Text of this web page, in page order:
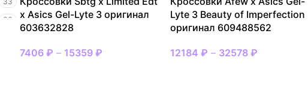
36
x Asics Gel-Lyte 3 оригинал
603632828
7406 ₽ – 15359 ₽
Lyte 3 Beauty of Imperfection
оригинал 609488562
12184 ₽ – 32578 ₽